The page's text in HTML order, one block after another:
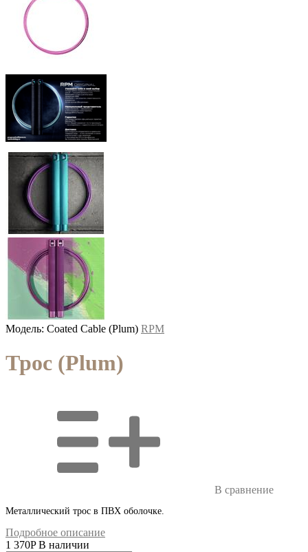
Модель: Coated Cable (Plum) RPM
Трос (Plum)
В сравнение
Металлический трос в ПВХ оболочке.
Подробное описание
1 370P В наличии